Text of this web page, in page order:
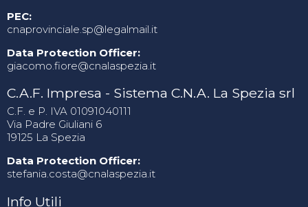
PEC:
cnaprovinciale.sp@legalmail.it
Data Protection Officer:
giacomo.fiore@cnalaspezia.it
C.A.F. Impresa - Sistema C.N.A. La Spezia srl
C.F. e P. IVA 01091040111
Via Padre Giuliani 6
19125 La Spezia
Data Protection Officer:
stefania.costa@cnalaspezia.it
Info Utili